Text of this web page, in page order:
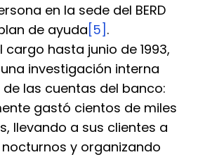
en la sede del BERD
de ayuda [5] .
cargo hasta junio de 1993,
investigación interna
las cuentas del banco:
gastó cientos de miles
llevando a sus clientes a
y organizando